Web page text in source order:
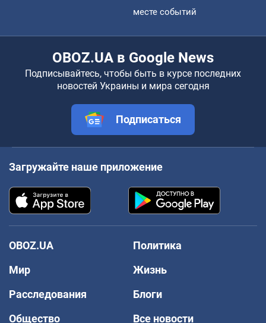
месте событий
OBOZ.UA в Google News
Подписывайтесь, чтобы быть в курсе последних
новостей Украины и мира сегодня
Подписаться
Загружайте наше приложение
OBOZ.UA
Политика
Мир
Жизнь
Расследования
Блоги
Общество
Все новости